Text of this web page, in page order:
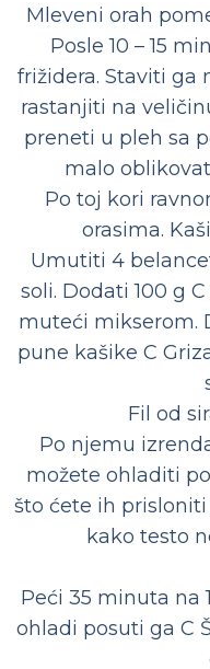
Mleveni orah
Posle 10 – 15
frižidera. Staviti ga
rastanjiti na
preneti u pleh sa
malo
Po toj kori
orasima.
Umutiti 4
soli. Dodati 100 g
muteći mikserom.
pune kašike C
Fil od
Po njemu
možete ohladiti
što ćete ih
kako testo
Peći 35 minuta na
ohladi posuti ga C